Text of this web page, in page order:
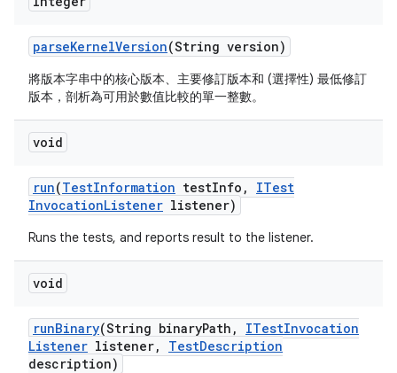
parseKernelVersion(String version)
將版本字串中的核心版本、主要修訂版本和 (選擇性) 最低修訂
版本，剖析為可用於數值比較的單一整數。
void
run(TestInformation testInfo ,
ITest
InvocationListener listener)
Runs the tests, and reports result to the listener.
void
runBinary(String binaryPath , ITestInvocation
Listener listener, TestDescription
description)